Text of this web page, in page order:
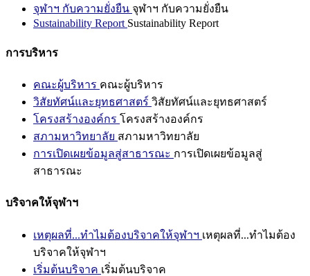
จุฬาฯ กับความยั่งยืน จุฬาฯ กับความยั่งยืน
Sustainability Report Sustainability Report
การบริหาร
คณะผู้บริหาร คณะผู้บริหาร
วิสัยทัศน์และยุทธศาสตร์ วิสัยทัศน์และยุทธศาสตร์
โครงสร้างองค์กร โครงสร้างองค์กร
สภามหาวิทยาลัย สภามหาวิทยาลัย
การเปิดเผยข้อมูลสู่สาธารณะ การเปิดเผยข้อมูลสู่
สาธารณะ
บริจาคให้จุฬาฯ
เหตุผลที่...ทำไมต้องบริจาคให้จุฬาฯ เหตุผลที่...ทำไมต้อง
บริจาคให้จุฬาฯ
เริ่มต้นบริจาค เริ่มต้นบริจาค